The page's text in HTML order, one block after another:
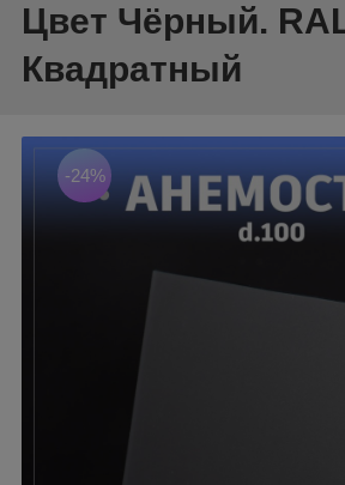
Цвет Чёрный.
Квадратный
-24%